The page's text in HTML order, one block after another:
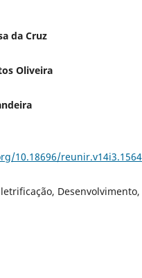
da Cruz
Oliveira
10.18696/reunir.v14i3.1564